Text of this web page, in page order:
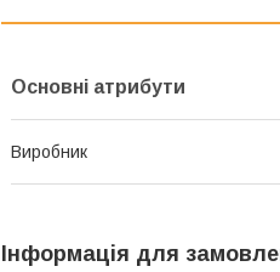
Основні атрибути
Виробник
Інформація для